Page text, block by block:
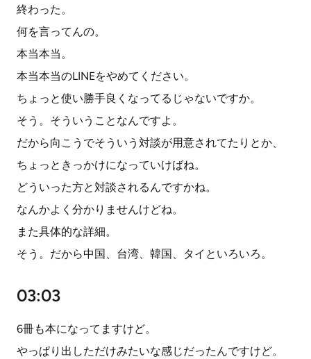
終わった。
何を言ってんの。
本当本当。
本当本当のLINEをやめてください。
ちょっと使い勝手良くなってるじゃないですか。
そう。そういうことなんですよ。
だから向こうでそういう対談が用意されてたりとか、
ちょっときっかけになっていけばね。
どういった方と対談されるんですかね。
なんかよく分かりませんけどね。
また具体的な詳細。
そう。だから中国、台湾、韓国、タイといろいろ。
03:03
6冊も本になってますけど。
やっぱり出しただけみたいな感じだったんですけど。